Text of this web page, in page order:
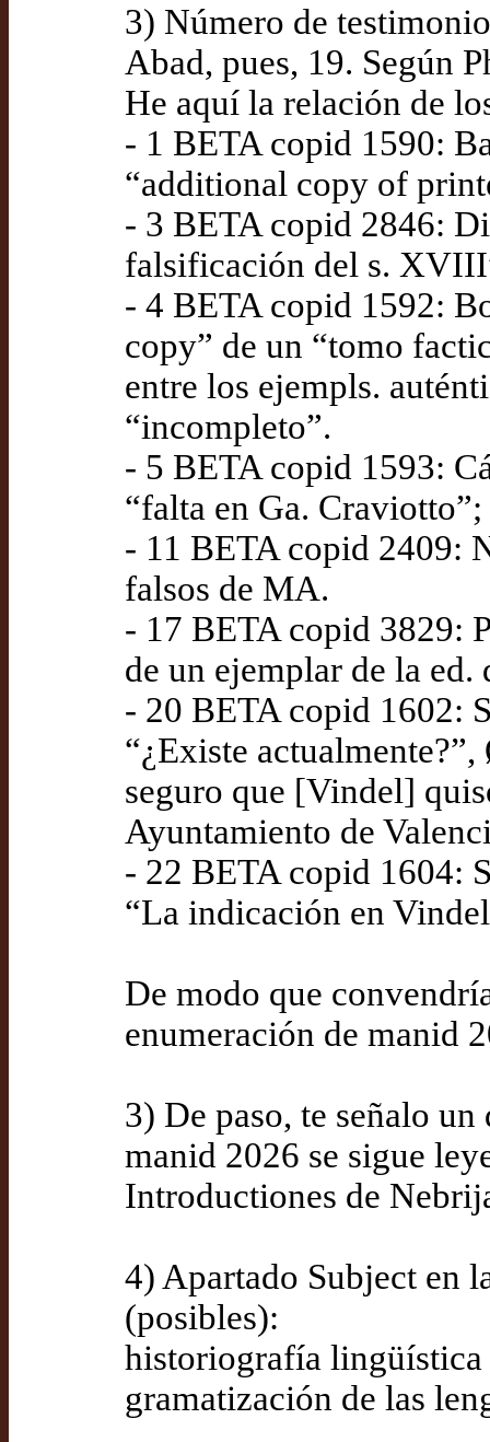
3) Número de
Abad, pues, 19. Según
He aquí la relación de
- 1 BETA copid 1590:
“additional copy of
- 3 BETA copid 2846:
falsificación del s.
- 4 BETA copid 1592:
copy” de un “tomo
entre los ejempls.
“incompleto”.
- 5 BETA copid 1593:
“falta en Ga.
- 11 BETA copid 2409:
falsos de MA.
- 17 BETA copid 3829:
de un ejemplar de la
- 20 BETA copid 1602:
“¿Existe
seguro que [Vindel]
Ayuntamiento de
- 22 BETA copid 1604:
“La indicación en
De modo que
enumeración de manid
3) De paso, te señalo
manid 2026 se sigue
Introductiones de
4) Apartado Subject en
(posibles):
historiografía lingüística
gramatización de las